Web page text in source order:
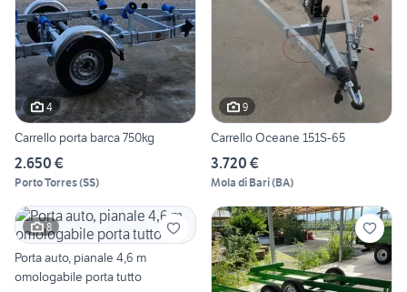
4
Carrello porta barca 750kg
2.650 €
Porto Torres(SS)
9
Carrello Oceane 151S-65
3.720 €
Mola di Bari(BA)
8
Porta auto, pianale 4,6 m
omologabile porta tutto